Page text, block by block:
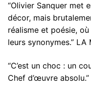
“Olivier Sanquer met
décor, mais
réalisme et poésie,
leurs synonymes.” LA
“C’est un choc : un
Chef d’œuvre absolu.”